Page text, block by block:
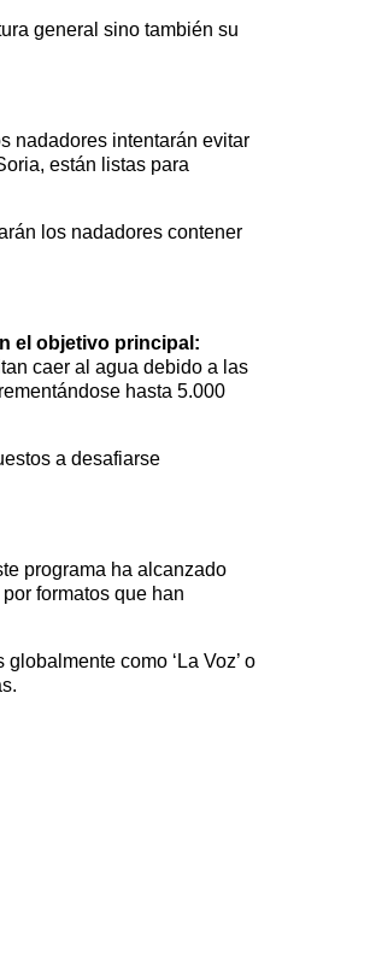
general sino también su
nadadores intentarán evitar
están listas para
los nadadores contener
el objetivo principal:
caer al agua debido a las
hasta 5.000
a desafiarse
programa ha alcanzado
formatos que han
como ‘La Voz’ o